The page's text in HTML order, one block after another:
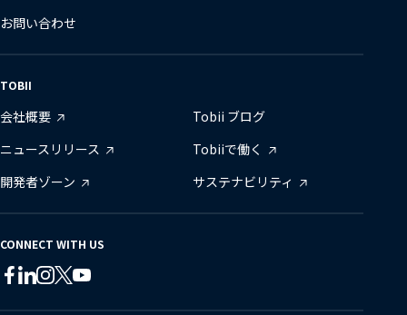
お問い合わせ
TOBII
会社概要
Tobii ブログ
ニュースリリース
Tobiiで働く
開発者ゾーン
サステナビリティ
CONNECT WITH US
Tobii
Tobii
Tobii
Tobii
Twitter
Tobii
Tobii